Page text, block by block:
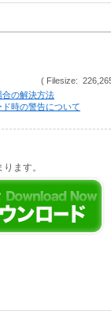
( Filesize:
合の解決方法
時の警告について
ます。